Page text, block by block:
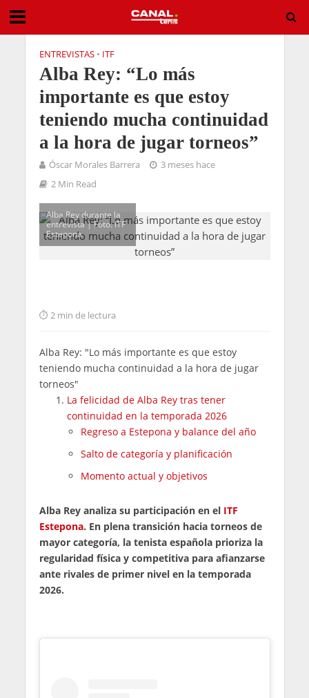
ENTREVISTAS • ITF
Alba Rey: “Lo más
importante es que estoy
teniendo mucha continuidad
a la hora de jugar torneos”
Óscar Morales Barrera
3 meses hace
2 Min Read
Alba Rey durante la
entrevista | Foto: ITF
Estepona
2 min de lectura
Alba Rey: "Lo más importante es que estoy
teniendo mucha continuidad a la hora de jugar
torneos"
La felicidad de Alba Rey tras tener
continuidad en la temporada 2026
Regreso a Estepona y balance del año
Salto de categoría y planificación
Momento actual y objetivos
Alba Rey analiza su participación en el ITF
Estepona. En plena transición hacia torneos de
mayor categoría, la tenista española prioriza la
regularidad física y competitiva para afianzarse
ante rivales de primer nivel en la temporada
2026.